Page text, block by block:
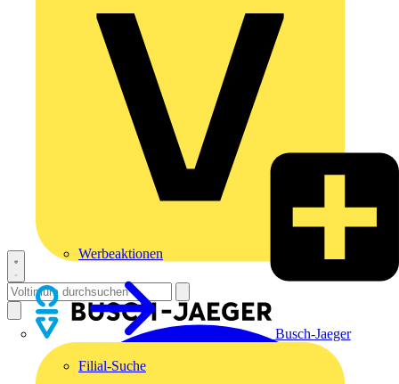
Busch-Jaeger
Werbeaktionen
Filial-Suche